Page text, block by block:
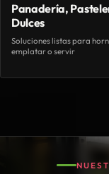
Panadería,
Dulces
Soluciones listas para
emplatar o servir